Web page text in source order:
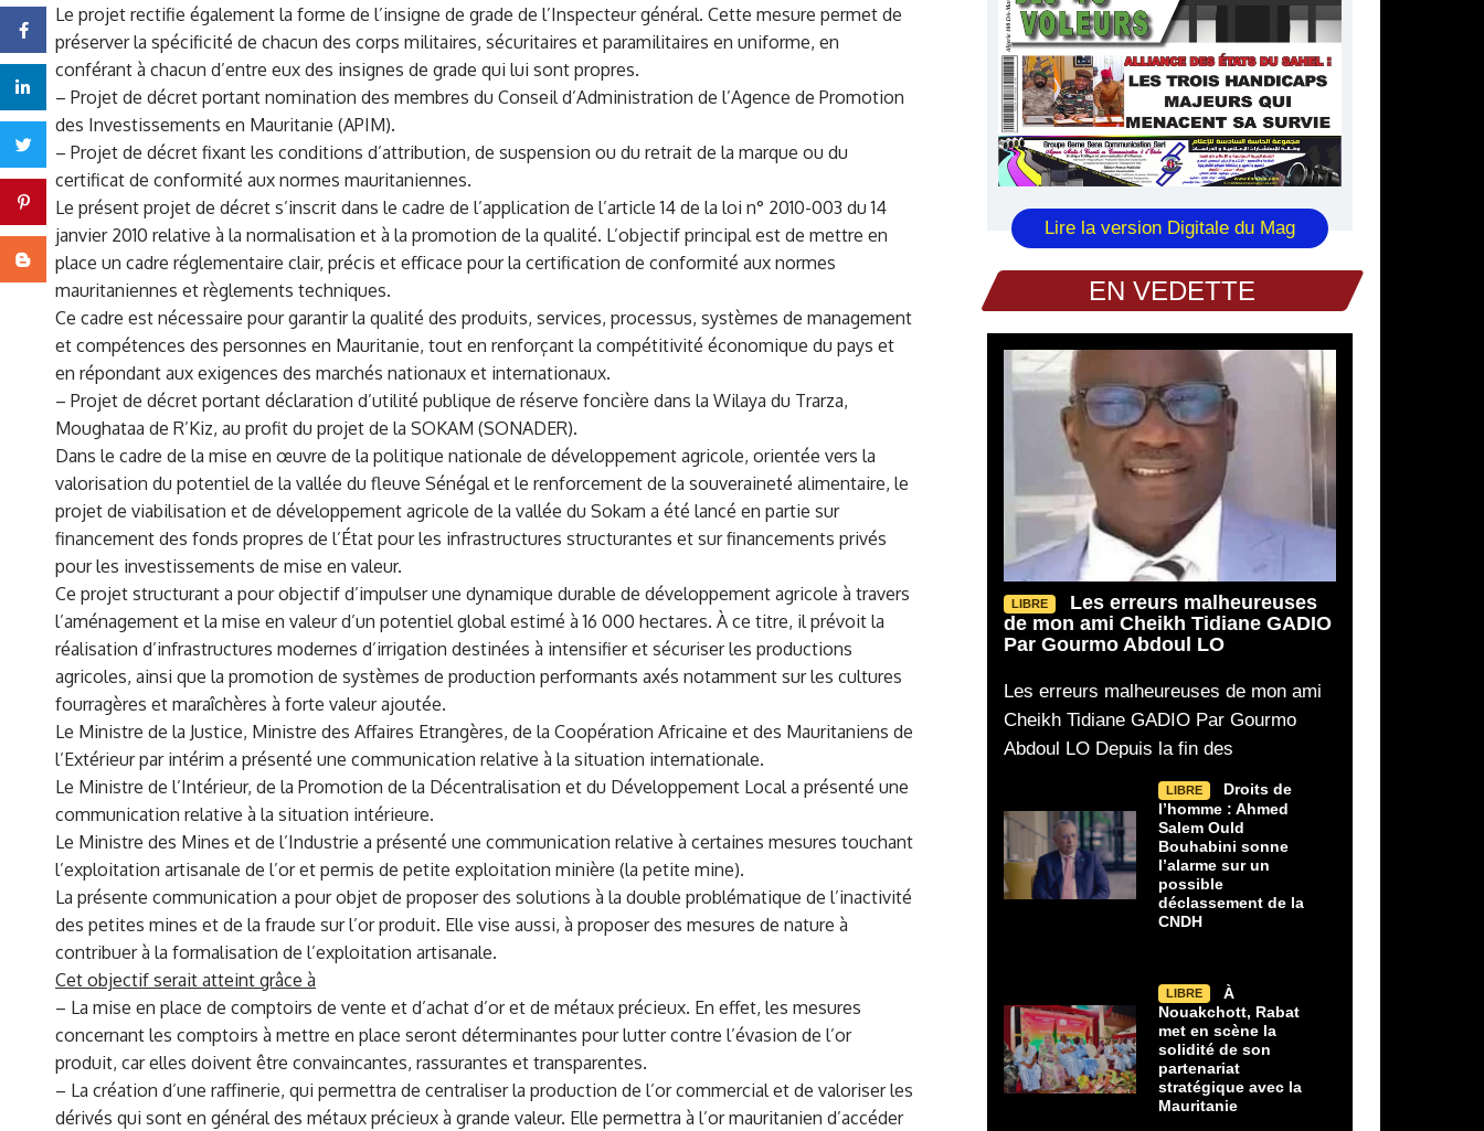
Facebook
Linkedin
Twitter
Pinterest
Blogger
Le projet rectifie également la forme de l’insigne de grade de l’Inspecteur général. Cette mesure permet de
préserver la spécificité de chacun des corps militaires, sécuritaires et paramilitaires en uniforme, en
conférant à chacun d’entre eux des insignes de grade qui lui sont propres.
– Projet de décret portant nomination des membres du Conseil d’Administration de l’Agence de Promotion
des Investissements en Mauritanie (APIM).
– Projet de décret fixant les conditions d’attribution, de suspension ou du retrait de la marque ou du
certificat de conformité aux normes mauritaniennes.
Le présent projet de décret s’inscrit dans le cadre de l’application de l’article 14 de la loi n° 2010-003 du 14
janvier 2010 relative à la normalisation et à la promotion de la qualité. L’objectif principal est de mettre en
place un cadre réglementaire clair, précis et efficace pour la certification de conformité aux normes
mauritaniennes et règlements techniques.
Ce cadre est nécessaire pour garantir la qualité des produits, services, processus, systèmes de management
et compétences des personnes en Mauritanie, tout en renforçant la compétitivité économique du pays et
en répondant aux exigences des marchés nationaux et internationaux.
– Projet de décret portant déclaration d’utilité publique de réserve foncière dans la Wilaya du Trarza,
Moughataa de R’Kiz, au profit du projet de la SOKAM (SONADER).
Dans le cadre de la mise en œuvre de la politique nationale de développement agricole, orientée vers la
valorisation du potentiel de la vallée du fleuve Sénégal et le renforcement de la souveraineté alimentaire, le
projet de viabilisation et de développement agricole de la vallée du Sokam a été lancé en partie sur
financement des fonds propres de l’État pour les infrastructures structurantes et sur financements privés
pour les investissements de mise en valeur.
Ce projet structurant a pour objectif d’impulser une dynamique durable de développement agricole à travers
l’aménagement et la mise en valeur d’un potentiel global estimé à 16 000 hectares. À ce titre, il prévoit la
réalisation d’infrastructures modernes d’irrigation destinées à intensifier et sécuriser les productions
agricoles, ainsi que la promotion de systèmes de production performants axés notamment sur les cultures
fourragères et maraîchères à forte valeur ajoutée.
Le Ministre de la Justice, Ministre des Affaires Etrangères, de la Coopération Africaine et des Mauritaniens de
l’Extérieur par intérim a présenté une communication relative à la situation internationale.
Le Ministre de l’Intérieur, de la Promotion de la Décentralisation et du Développement Local a présenté une
communication relative à la situation intérieure.
Le Ministre des Mines et de l’Industrie a présenté une communication relative à certaines mesures touchant
l’exploitation artisanale de l’or et permis de petite exploitation minière (la petite mine).
La présente communication a pour objet de proposer des solutions à la double problématique de l’inactivité
des petites mines et de la fraude sur l’or produit. Elle vise aussi, à proposer des mesures de nature à
contribuer à la formalisation de l’exploitation artisanale.
Cet objectif serait atteint grâce à
– La mise en place de comptoirs de vente et d’achat d’or et de métaux précieux. En effet, les mesures
concernant les comptoirs à mettre en place seront déterminantes pour lutter contre l’évasion de l’or
produit, car elles doivent être convaincantes, rassurantes et transparentes.
– La création d’une raffinerie, qui permettra de centraliser la production de l’or commercial et de valoriser les
dérivés qui sont en général des métaux précieux à grande valeur. Elle permettra à l’or mauritanien d’accéder
Lire la version Digitale du Mag
EN VEDETTE
LIBRE
Les erreurs malheureuses
de mon ami Cheikh Tidiane GADIO
Par Gourmo Abdoul LO
Les erreurs malheureuses de mon ami
Cheikh Tidiane GADIO Par Gourmo
Abdoul LO Depuis la fin des
LIBRE
Droits de
l’homme : Ahmed
Salem Ould
Bouhabini sonne
l’alarme sur un
possible
déclassement de la
CNDH
LIBRE
À
Nouakchott, Rabat
met en scène la
solidité de son
partenariat
stratégique avec la
Mauritanie